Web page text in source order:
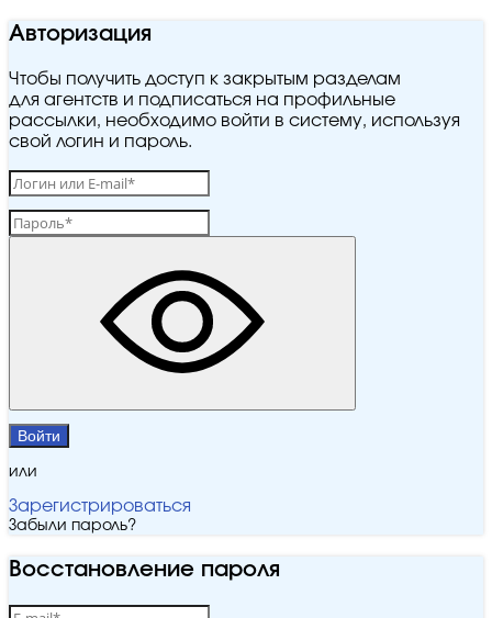
Авторизация
Чтобы получить доступ к закрытым разделам
для агентств и подписаться на профильные
рассылки, необходимо войти в систему, используя
свой логин и пароль.
Войти
или
Зарегистрироваться
Забыли пароль?
Восстановление пароля